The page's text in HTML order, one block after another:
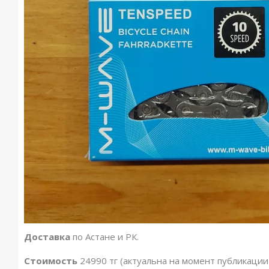
Доставка по Астане и РК.
Стоимость 24990 тг (актуальна на момент